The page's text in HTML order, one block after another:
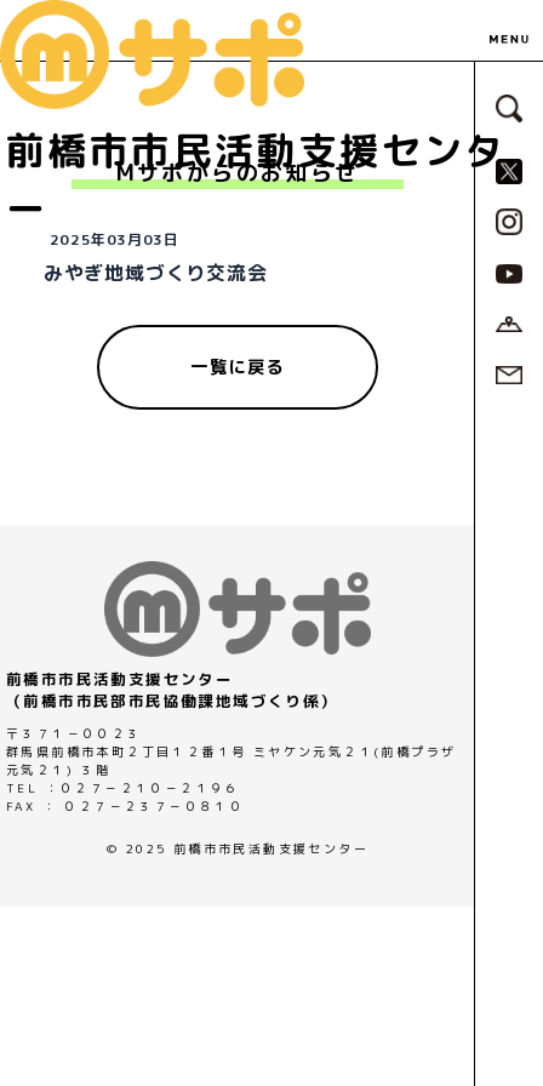
前橋市市民活動支援センタ
ー
サ
Mサポからのお知らせ
2025年03月03日
みやぎ地域づくり交流会
一覧に戻る
前橋市市民活動支援センター
（前橋市市民部市民協働課地域づくり係）
〒３７１－００２３
群馬県前橋市本町２丁目１２番１号 ミヤケン元気２１(前橋プラザ
元気２１) ３階
TEL ：０２７－２１０－２１９６
FAX ： ０２７－２３７－０８１０
© 2025 前橋市市民活動支援センター